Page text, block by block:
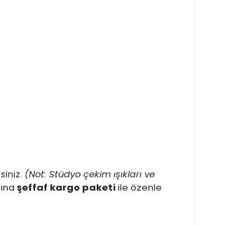
(Not: Stüdyo çekim ışıkları ve
şeffaf kargo paketiile özenle